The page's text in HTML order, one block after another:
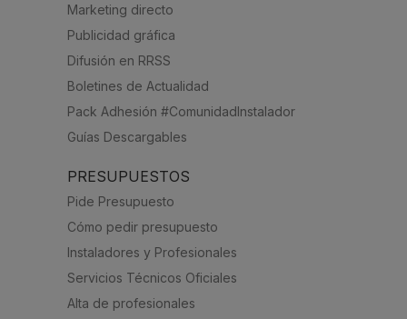
Marketing directo
Publicidad gráfica
Difusión en RRSS
Boletines de Actualidad
Pack Adhesión #ComunidadInstalador
Guías Descargables
PRESUPUESTOS
Pide Presupuesto
Cómo pedir presupuesto
Instaladores y Profesionales
Servicios Técnicos Oficiales
Alta de profesionales